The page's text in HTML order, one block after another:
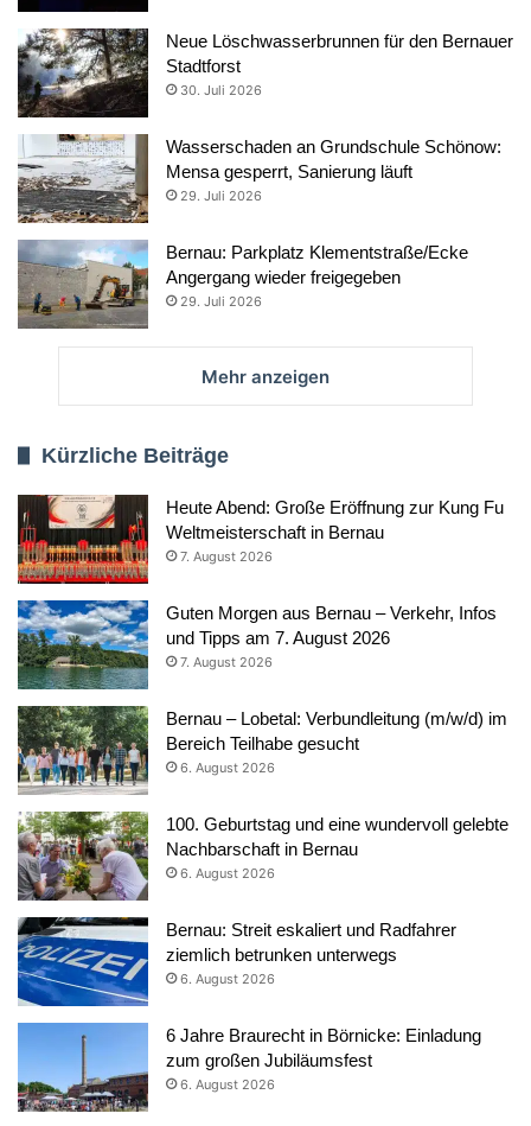
Neue Löschwasserbrunnen für den Bernauer
Stadtforst
30. Juli 2026
Wasserschaden an Grundschule Schönow:
Mensa gesperrt, Sanierung läuft
29. Juli 2026
Bernau: Parkplatz Klementstraße/Ecke
Angergang wieder freigegeben
29. Juli 2026
Mehr anzeigen
Kürzliche Beiträge
Heute Abend: Große Eröffnung zur Kung Fu
Weltmeisterschaft in Bernau
7. August 2026
Guten Morgen aus Bernau – Verkehr, Infos
und Tipps am 7. August 2026
7. August 2026
Bernau – Lobetal: Verbundleitung (m/w/d) im
Bereich Teilhabe gesucht
6. August 2026
100. Geburtstag und eine wundervoll gelebte
Nachbarschaft in Bernau
6. August 2026
Bernau: Streit eskaliert und Radfahrer
ziemlich betrunken unterwegs
6. August 2026
6 Jahre Braurecht in Börnicke: Einladung
zum großen Jubiläumsfest
6. August 2026